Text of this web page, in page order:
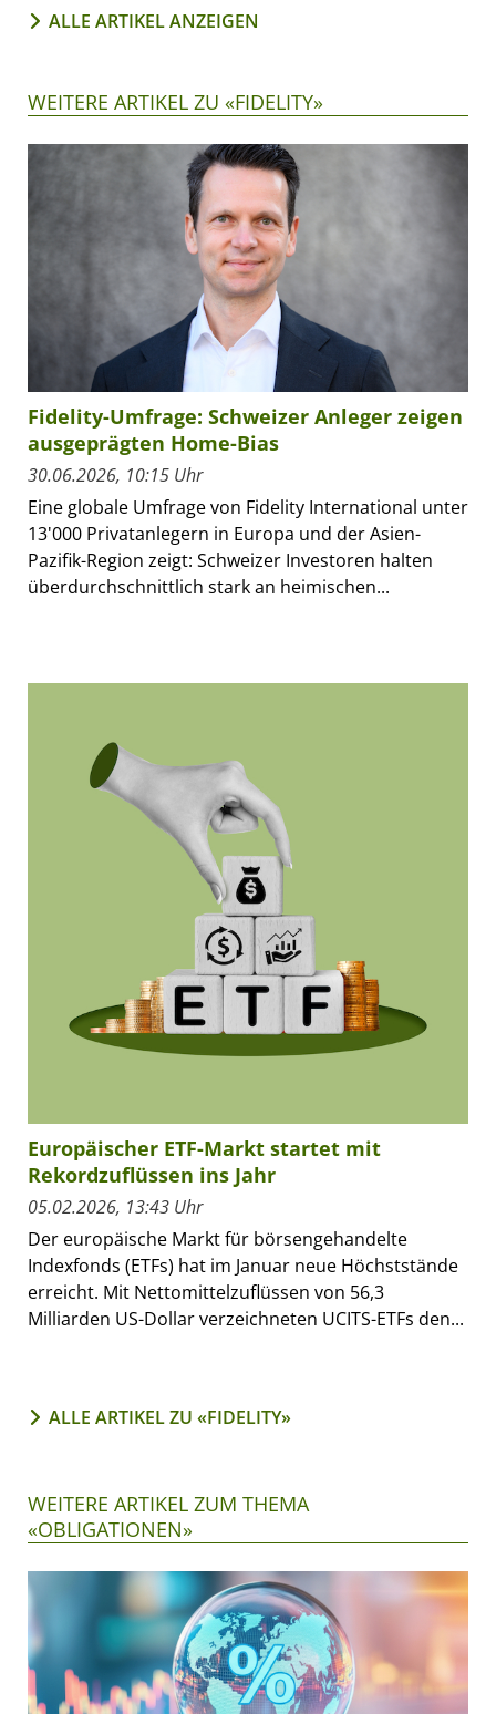
ALLE ARTIKEL ANZEIGEN
WEITERE ARTIKEL ZU «FIDELITY»
Fidelity-Umfrage: Schweizer Anleger zeigen
ausgeprägten Home-Bias
30.06.2026, 10:15 Uhr
Eine globale Umfrage von Fidelity International unter
13'000 Privatanlegern in Europa und der Asien-
Pazifik-Region zeigt: Schweizer Investoren halten
überdurchschnittlich stark an heimischen...
Europäischer ETF-Markt startet mit
Rekordzuflüssen ins Jahr
05.02.2026, 13:43 Uhr
Der europäische Markt für börsengehandelte
Indexfonds (ETFs) hat im Januar neue Höchststände
erreicht. Mit Nettomittelzuflüssen von 56,3
Milliarden US-Dollar verzeichneten UCITS-ETFs den...
ALLE ARTIKEL ZU «FIDELITY»
WEITERE ARTIKEL ZUM THEMA
«OBLIGATIONEN»